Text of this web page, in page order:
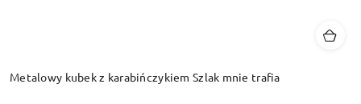
Metalowy kubek z karabińczykiem Szlak mnie trafia